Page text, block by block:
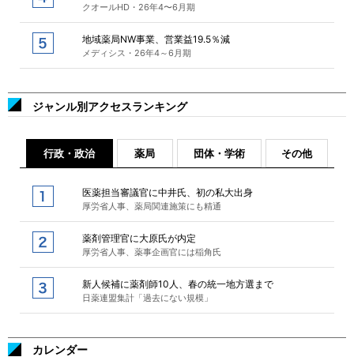
クオールHD・26年4〜6月期
地域薬局NW事業、営業益19.5％減
メディシス・26年4～6月期
ジャンル別アクセスランキング
行政・政治 薬局 団体・学術 その他
医薬担当審議官に中井氏、初の私大出身
厚労省人事、薬局関連施策にも精通
薬剤管理官に大原氏が内定
厚労省人事、薬事企画官には稲角氏
新人候補に薬剤師10人、春の統一地方選まで
日薬連盟集計「過去にない規模」
カレンダー